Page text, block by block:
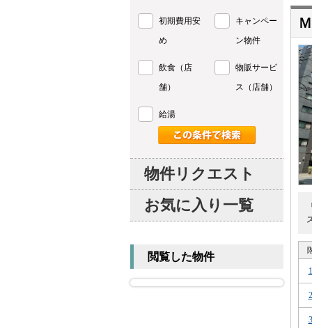
初期費用安
め
キャンペー
ン物件
飲食（店
舗）
物販サービ
ス（店舗）
給湯
物件リクエスト
お気に入り一覧
閲覧した物件